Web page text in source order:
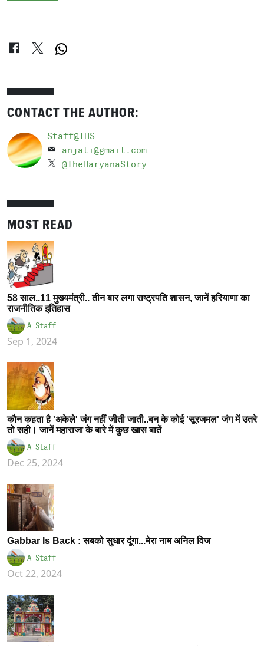
CONTACT THE AUTHOR:
Staff@THS
anjali@gmail.com
@TheHaryanaStory
MOST READ
58 साल..11 मुख्यमंत्री.. तीन बार लगा राष्ट्रपति शासन, जानें हरियाणा का
राजनीतिक इतिहास
A Staff
Sep 1, 2024
कौन कहता है 'अकेले' जंग नहीं जीती जाती..बन के कोई 'सूरजमल' जंग में उतरे
तो सही। जानें महाराजा के बारे में कुछ खास बातें
A Staff
Dec 25, 2024
Gabbar Is Back : सबको सुधार दूंगा...मेरा नाम अनिल विज
A Staff
Oct 22, 2024